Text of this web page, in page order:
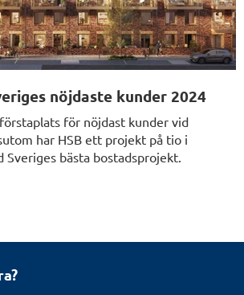
nöjdaste kunder 2024
för nöjdast kunder vid
har HSB ett projekt på tio i
Sveriges bästa bostadsprojekt.